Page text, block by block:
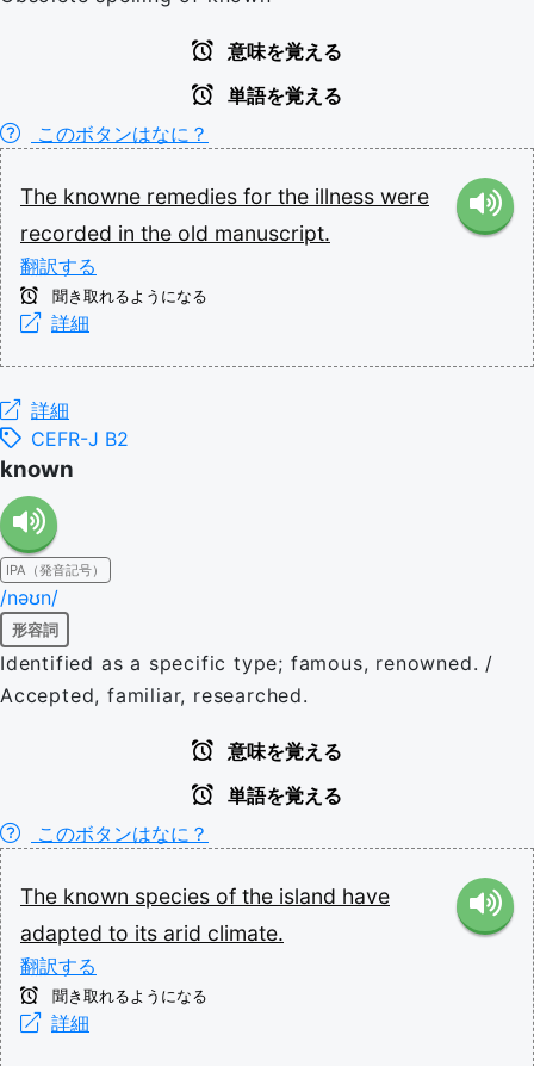
意味を覚える
単語を覚える
このボタンはなに？
The knowne remedies for the illness were
recorded in the old manuscript.
翻訳する
聞き取れるようになる
詳細
詳細
CEFR-J B2
known
IPA（発音記号）
/nəʊn/
形容詞
Identified as a specific type; famous, renowned. /
Accepted, familiar, researched.
意味を覚える
単語を覚える
このボタンはなに？
The known species of the island have
adapted to its arid climate.
翻訳する
聞き取れるようになる
詳細